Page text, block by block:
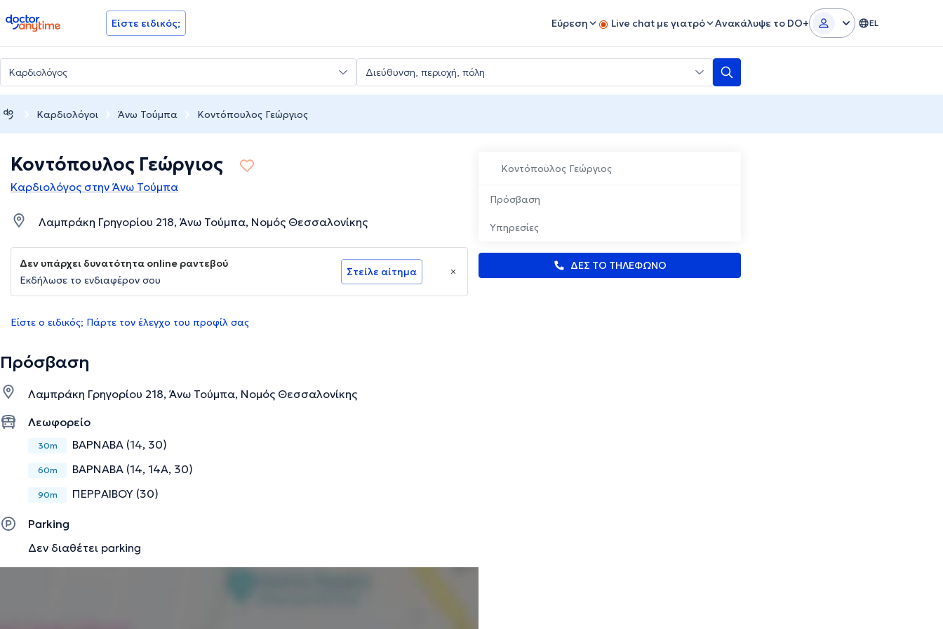
doctoranytime Είστε ειδικός; Εύρεση Live chat με γιατρό Ανακάλυψε το DO+ EL
Καρδιολόγοι Άνω Τούμπα Κοντόπουλος Γεώργιος
Κοντόπουλος Γεώργιος
Πρόσβαση
Υπηρεσίες
ΔΕΣ ΤΟ ΤΗΛΕΦΩΝΟ
Κοντόπουλος Γεώργιος
Καρδιολόγος στην Άνω Τούμπα
Λαμπράκη Γρηγορίου 218, Άνω Τούμπα, Νομός Θεσσαλονίκης
Δεν υπάρχει δυνατότητα online ραντεβού
Εκδήλωσε το ενδιαφέρον σου
Στείλε αίτημα
Είστε ο ειδικός; Πάρτε τον έλεγχο του προφίλ σας
Πρόσβαση
Λαμπράκη Γρηγορίου 218, Άνω Τούμπα, Νομός Θεσσαλονίκης
Λεωφορείο
30m ΒΑΡΝΑΒΑ (14, 30)
60m ΒΑΡΝΑΒΑ (14, 14Α, 30)
90m ΠΕΡΡΑΙΒΟΥ (30)
Parking
Δεν διαθέτει parking